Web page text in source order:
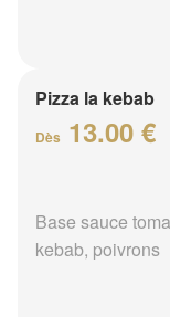
Pizza la kebab
Dès 13.00 €
Base sauce
kebab, poivrons